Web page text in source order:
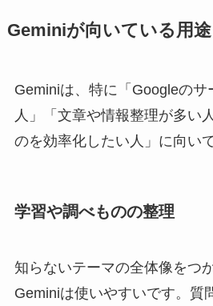
Geminiが向いている用途
Geminiは、特に「Googleのサ
人」「文章や情報整理が多い
のを効率化したい人」に向い
学習や調べものの整理
知らないテーマの全体像をつ
Geminiは使いやすいです。質